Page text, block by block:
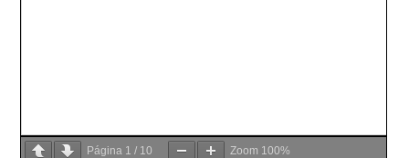
Página 1 / 10 Zoom 100%